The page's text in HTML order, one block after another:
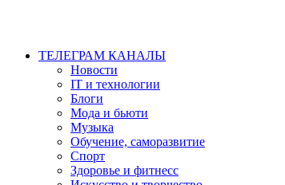
ТЕЛЕГРАМ КАНАЛЫ
Новости
IT и технологии
Блоги
Мода и бьюти
Музыка
Обучение, саморазвитие
Спорт
Здоровье и фитнесс